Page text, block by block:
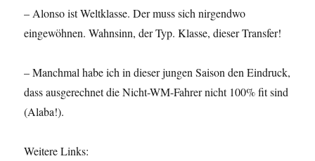
– Alonso ist Weltklasse. Der muss sich nirgendwo
eingewöhnen. Wahnsinn, der Typ. Klasse, dieser Transfer!
– Manchmal habe ich in dieser jungen Saison den Eindruck,
dass ausgerechnet die Nicht-WM-Fahrer nicht 100% fit sind
(Alaba!).
Weitere Links: